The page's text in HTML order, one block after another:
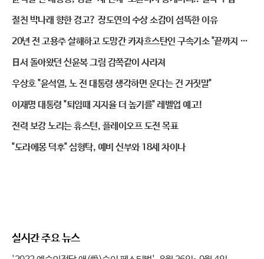
우나"
절친 박나래 향한 경고? 장도연의 수상 소감이 섬뜩한 이유
20년 전 고용주 살해하고 도망간 카자흐스탄인 구속기소 "끝까지 잡
는다"
日서 돌아왔던 신윤복 그림 감쪽같이 사라져
우상호 "윤석열, 노 전 대통령 생각하면 운다는 건 거짓말"
이재명 대통령 "퇴임때 지지율 더 높기를" 레벨업 예고!
전력 보강 노리는 휴스턴, 플레이오프 도전 목표
"도라에몽 덕후" 심형탁, 예비 신부와 18세 차이나
실시간 주요 뉴스